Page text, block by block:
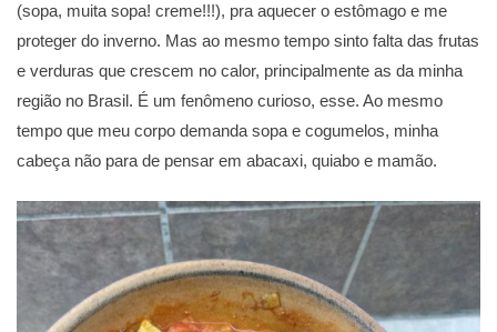
(sopa, muita sopa! creme!!!), pra aquecer o estômago e me
proteger do inverno. Mas ao mesmo tempo sinto falta das frutas
e verduras que crescem no calor, principalmente as da minha
região no Brasil. É um fenômeno curioso, esse. Ao mesmo
tempo que meu corpo demanda sopa e cogumelos, minha
cabeça não para de pensar em abacaxi, quiabo e mamão.